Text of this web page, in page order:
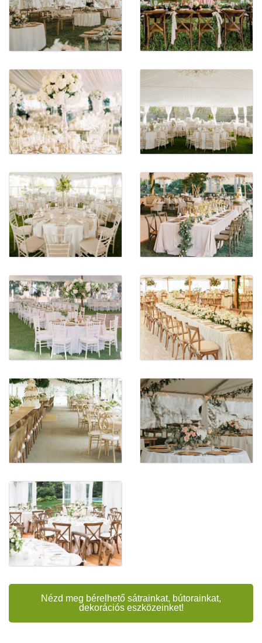
Nézd meg bérelhető sátrainkat, bútorainkat,
dekorációs eszközeinket!